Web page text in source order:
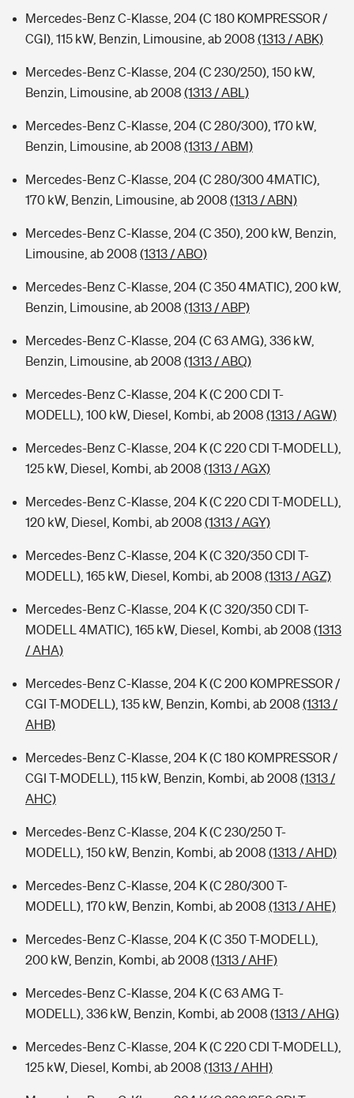
Mercedes-Benz C-Klasse, 204 (C 180 KOMPRESSOR /
CGI), 115 kW, Benzin, Limousine, ab 2008 (1313 / ABK)
Mercedes-Benz C-Klasse, 204 (C 230/250), 150 kW,
Benzin, Limousine, ab 2008 (1313 / ABL)
Mercedes-Benz C-Klasse, 204 (C 280/300), 170 kW,
Benzin, Limousine, ab 2008 (1313 / ABM)
Mercedes-Benz C-Klasse, 204 (C 280/300 4MATIC),
170 kW, Benzin, Limousine, ab 2008 (1313 / ABN)
Mercedes-Benz C-Klasse, 204 (C 350), 200 kW, Benzin,
Limousine, ab 2008 (1313 / ABO)
Mercedes-Benz C-Klasse, 204 (C 350 4MATIC), 200 kW,
Benzin, Limousine, ab 2008 (1313 / ABP)
Mercedes-Benz C-Klasse, 204 (C 63 AMG), 336 kW,
Benzin, Limousine, ab 2008 (1313 / ABQ)
Mercedes-Benz C-Klasse, 204 K (C 200 CDI T-
MODELL), 100 kW, Diesel, Kombi, ab 2008 (1313 / AGW)
Mercedes-Benz C-Klasse, 204 K (C 220 CDI T-MODELL),
125 kW, Diesel, Kombi, ab 2008 (1313 / AGX)
Mercedes-Benz C-Klasse, 204 K (C 220 CDI T-MODELL),
120 kW, Diesel, Kombi, ab 2008 (1313 / AGY)
Mercedes-Benz C-Klasse, 204 K (C 320/350 CDI T-
MODELL), 165 kW, Diesel, Kombi, ab 2008 (1313 / AGZ)
Mercedes-Benz C-Klasse, 204 K (C 320/350 CDI T-
MODELL 4MATIC), 165 kW, Diesel, Kombi, ab 2008 (1313
/ AHA)
Mercedes-Benz C-Klasse, 204 K (C 200 KOMPRESSOR /
CGI T-MODELL), 135 kW, Benzin, Kombi, ab 2008 (1313 /
AHB)
Mercedes-Benz C-Klasse, 204 K (C 180 KOMPRESSOR /
CGI T-MODELL), 115 kW, Benzin, Kombi, ab 2008 (1313 /
AHC)
Mercedes-Benz C-Klasse, 204 K (C 230/250 T-
MODELL), 150 kW, Benzin, Kombi, ab 2008 (1313 / AHD)
Mercedes-Benz C-Klasse, 204 K (C 280/300 T-
MODELL), 170 kW, Benzin, Kombi, ab 2008 (1313 / AHE)
Mercedes-Benz C-Klasse, 204 K (C 350 T-MODELL),
200 kW, Benzin, Kombi, ab 2008 (1313 / AHF)
Mercedes-Benz C-Klasse, 204 K (C 63 AMG T-
MODELL), 336 kW, Benzin, Kombi, ab 2008 (1313 / AHG)
Mercedes-Benz C-Klasse, 204 K (C 220 CDI T-MODELL),
125 kW, Diesel, Kombi, ab 2008 (1313 / AHH)